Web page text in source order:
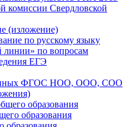
комиссии Свердловской
(изложение)
по русскому языку
линии» по вопросам
ЕГЭ
ФГОС НОО, ООО, СОО
образования
образования